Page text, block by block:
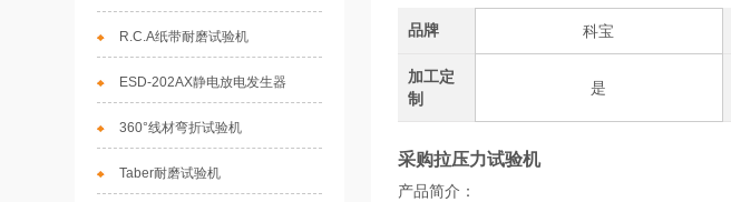
R.C.A纸带耐磨试验机
ESD-202AX静电放电发生器
360°线材弯折试验机
Taber耐磨试验机
品牌 科宝
加工定
制
是
采购拉压力试验机
产品简介：